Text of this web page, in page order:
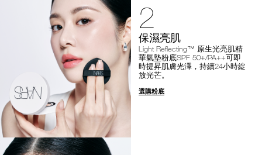
2
保濕亮肌
Light Reflecting™ 原生光亮肌精
華氣墊粉底SPF 50+/PA++可即
時提昇肌膚光澤，持續24小時綻
放光芒。
選購粉底